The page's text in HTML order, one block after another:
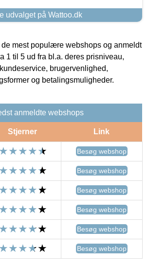
udvalget på Wattoo.dk
mest populære webshops og anmeldt
1 til 5 ud fra bl.a. deres prisniveau,
brugervenlighed,
og betalingsmuligheder.
anmeldte webshops
Stjerner Link
Besøg webshop
Besøg webshop
Besøg webshop
Besøg webshop
Besøg webshop
Besøg webshop